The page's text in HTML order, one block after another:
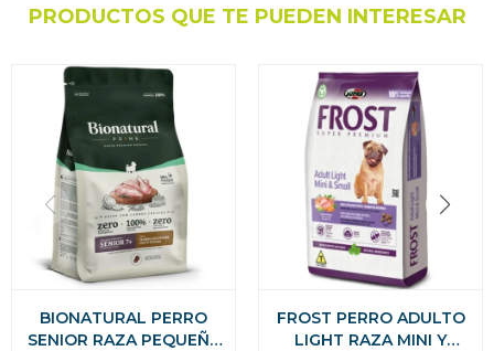
PRODUCTOS QUE TE PUEDEN INTERESAR
BIONATURAL PERRO
SENIOR RAZA PEQUEÑA
FROST PERRO ADULTO
LIGHT RAZA MINI Y